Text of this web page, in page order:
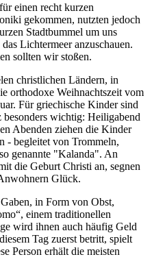
einen recht kurzen
gekommen, nutzten jedoch
Stadtbummel um uns
Lichtermeer anzuschauen.
sollten wir stoßen.
christlichen Ländern, in
orthodoxe Weihnachtszeit vom
Für griechische Kinder sind
wichtig: Heiligabend
Abenden ziehen die Kinder
- begleitet von Trommeln,
genannte "Kalanda". An
die Geburt Christi an, segnen
Glück.
in Form von Obst,
einem traditionellen
wird ihnen auch häufig Geld
Tag zuerst betritt, spielt
Person erhält die meisten